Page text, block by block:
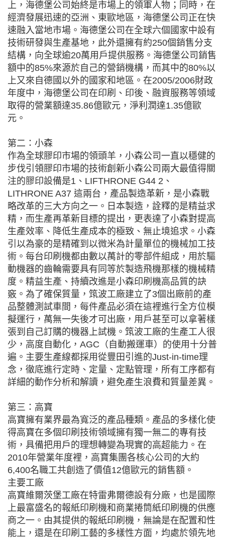
上，海德堡公司始終是市場上的領軍人物；同時，在
經濟發展迅速的亞洲、東歐地區，海德堡公司正在快
速融入當地市場。海德堡公司在全球六個國家中設有
技術研發與生產基地，此外還擁有約250個銷售分支
結構，向全球逾20萬用戶提供服務。海德堡公司銷售
額中的85%來源於自己的營銷機構，而其中的80%以
上又來自德國以外的國家和地區。在2005/2006財政
年度中，海德堡公司在印刷、印後、融資服務等領域
取得的營業額達35.86億歐元，淨利潤達1.35億歐
元。
第二：小森
作為全球膠印市場的領頭羊，小森公司一直以穩健的
步伐引領膠印市場的技術創新小森公司兩大最值得關
注的膠印設備是1、LIFTHRONE G44 2、
LITHRONE A37 這兩台，產品製造革新，是小森戰
略改革的三大方向之一。日本製造，詮釋的是精益求
精，而生產再革新目標的提出，更表達了小森對提高
生產效率、降低生產成本的極致、無止境追求。小森
引以為豪的是精確到以微米為計量單位的機械加工技
術。每台印刷機都由數以萬計的零部件組成，用於驅
動機器的齒輪需要具有同等於製造飛機那樣的機械精
度。精益生產、持續改進是小森印刷機高品質的訣
竅。為了確保質量，筑波工廠建立了3個出廠前的產
品整體測試車間，每件產品必須在這裡進行全方位模
擬運行，萬無一失後才可出廠，用戶甚至可以拿著樣
張到自己訂購的機器上試機。筑波工廠的生產工人很
少，高度自動化，AGC（自動搬運車）的使用十分普
遍。主要生產線都採用從豐田引進的Just-in-time理
念，徹底進行定時、定量、定點管理，所有工序都有
詳細的動作分析和解讀，避免產生浪費和質量差異。
第三：高寶
高寶擁有業界最為寬泛的產品種類。產品的多樣化使
得高寶在多個印刷技術領域擁有獨一無二的專有技
術，具備把用戶的理想轉變為現實的高超能力。在
2010年營業年度裡，高寶集團各核心公司的大約
6,400名職工共創造了價值12億歐元的銷售額。
主要工廠
高寶維爾茨堡工廠在特雷弗爾德設有分廠，也是國際
上最富盛名的報紙印刷機和商業捲筒紙印刷機的供應
商之一。由其提供的報紙印刷機，無論是在配置和性
能上，還是在印刷工藝的多樣性方面，均處於領先地